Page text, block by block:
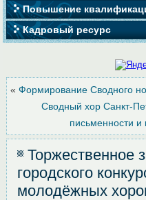
Повышение
Кадровый ресурс
«Формирование Сводного
Сводный хор Санкт-
письменности и
Торжественное
городского
молодёжных